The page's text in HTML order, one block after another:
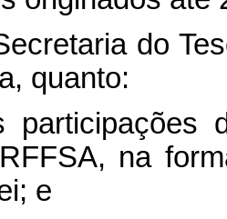
do
quanto:
participações
na
e